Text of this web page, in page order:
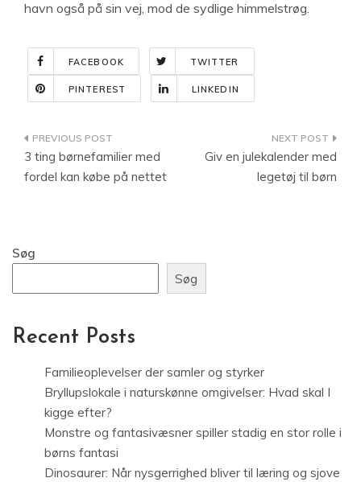
havn også på sin vej, mod de sydlige himmelstrøg.
FACEBOOK TWITTER
PINTEREST LINKEDIN
Indlægsnavigation
3 ting børnefamilier med
fordel kan købe på nettet
Giv en julekalender med
legetøj til børn
Søg
Søg
Recent Posts
Familieoplevelser der samler og styrker
Bryllupslokale i naturskønne omgivelser: Hvad skal I
kigge efter?
Monstre og fantasivæsner spiller stadig en stor rolle i
børns fantasi
Dinosaurer: Når nysgerrighed bliver til læring og sjove